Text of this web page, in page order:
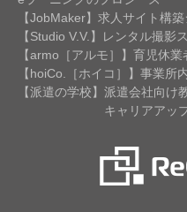
【JobMaker】求人サイト構
【Studio V.V.】レンタル撮影
【armo［アルモ］】育児休業
【hoiCo.［ホイコ］】事業所
【派遣の学校】派遣会社向け
キャリアアッ